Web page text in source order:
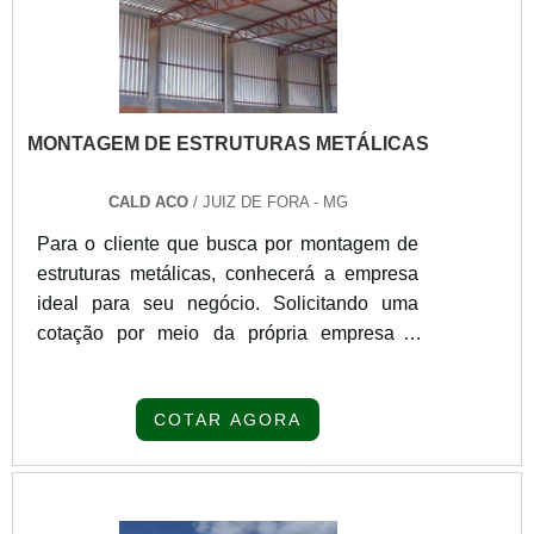
MONTAGEM DE ESTRUTURAS METÁLICAS
CALD ACO/ JUIZ DE FORA - MG
Para o cliente que busca por montagem de
estruturas metálicas, conhecerá a empresa
ideal para seu negócio. Solicitando uma
cotação por meio da própria empresa e
do ramo.Quando o tema é montagem de
estruturas metálicas, com a Cald Aço o
COTAR AGORA